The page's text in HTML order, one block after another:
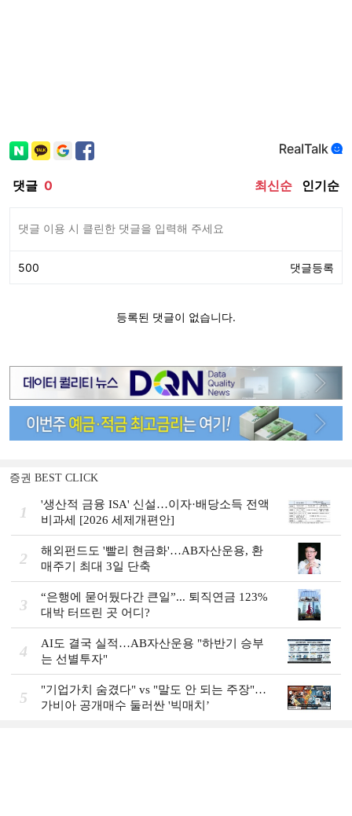
증권 BEST CLICK
1
'생산적 금융 ISA' 신설…이자·배당소득 전액
비과세 [2026 세제개편안]
2
해외펀드도 '빨리 현금화'…AB자산운용, 환
매주기 최대 3일 단축
3
“은행에 묻어뒀다간 큰일”... 퇴직연금 123%
대박 터뜨린 곳 어디?
4
AI도 결국 실적…AB자산운용 "하반기 승부
는 선별투자"
5
"기업가치 숨겼다" vs "말도 안 되는 주장"…
가비아 공개매수 둘러싼 '빅매치’